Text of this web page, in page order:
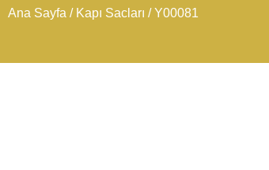
Ana Sayfa / Kapı Sacları / Y00081